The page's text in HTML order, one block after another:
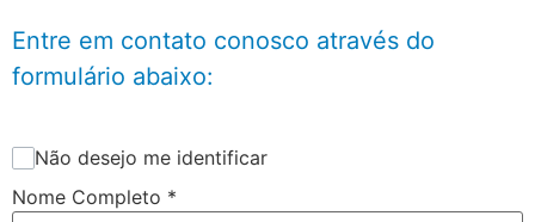
Entre em contato conosco através do
formulário abaixo:
Não desejo me identificar
Nome Completo *